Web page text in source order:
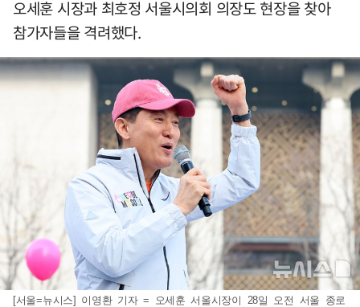
오세훈 시장과 최호정 서울시의회 의장도 현장을 찾아
참가자들을 격려했다.
[서울=뉴시스] 이영환 기자 = 오세훈 서울시장이 28일 오전 서울 종로